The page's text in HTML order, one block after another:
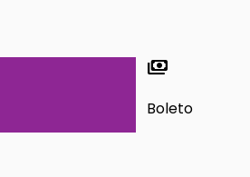
payments
Boleto